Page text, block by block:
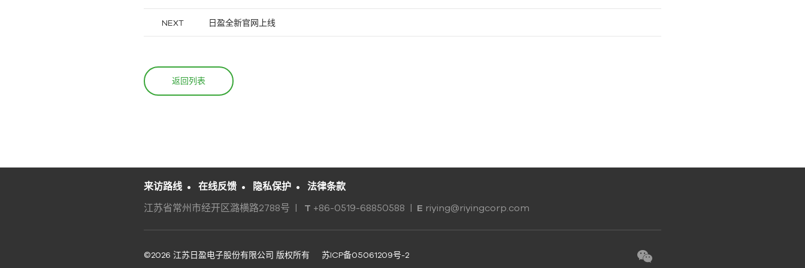
NEXT 日盈全新官网上线
返回列表
来访路线 • 在线反馈 • 隐私保护 • 法律条款
江苏省常州市经开区潞横路2788号 | T +86-0519-68850588 | E riying@riyingcorp.com
©2026 江苏日盈电子股份有限公司 版权所有 苏ICP备05061209号-2